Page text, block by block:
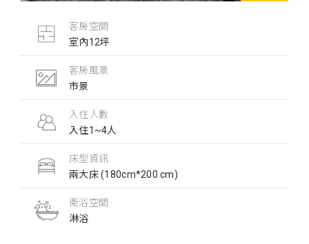
客房空間
室內12坪
客房風景
市景
入住人數
入住1~4人
床型資訊
兩大床 (180cm*200 cm)
衛浴空間
淋浴